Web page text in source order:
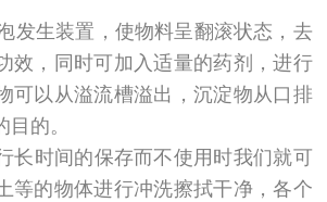
发生装置，使物料呈翻滚状态，去
效，同时可加入适量的药剂，进行
可以从溢流槽溢出，沉淀物从口排
的。
时间的保存而不使用时我们就可
等的物体进行冲洗擦拭干净，各个